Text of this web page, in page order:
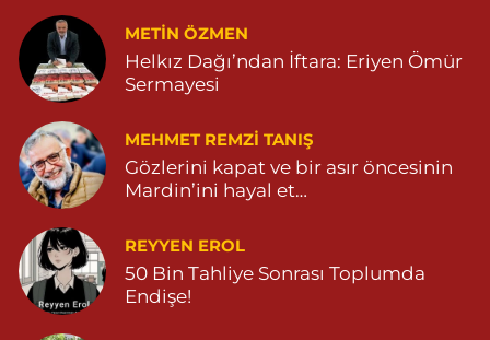
METIN ÖZMEN
Helkız Dağı’ndan İftara: Eriyen Ömür
Sermayesi
MEHMET REMZI TANIŞ
Gözlerini kapat ve bir asır öncesinin
Mardin’ini hayal et…
REYYEN EROL
50 Bin Tahliye Sonrası Toplumda
Endişe!